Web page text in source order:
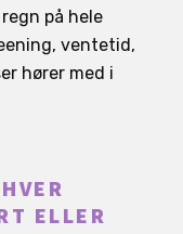
på hele
ventetid,
hører med i
ELLER